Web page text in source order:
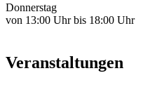
Donnerstag
von 13:00 Uhr bis 18:00 Uhr
Veranstaltungen